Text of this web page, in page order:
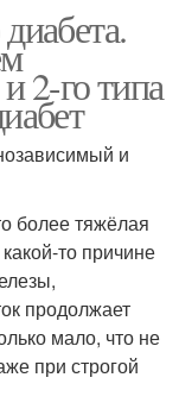
2-го типа
и
более тяжёлая
то причине
продолжает
мало, что не
при строгой